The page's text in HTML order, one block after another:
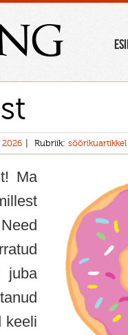
Rubriik: sõõrikuartikkel
Ma
juba
keeli